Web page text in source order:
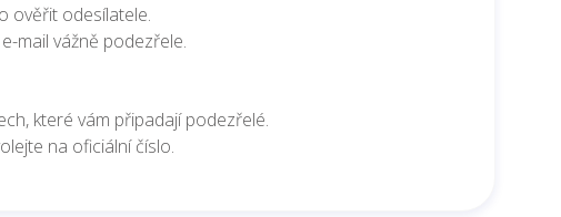
ověřit odesílatele.
mail vážně podezřele.
které vám připadají podezřelé.
na oficiální číslo.